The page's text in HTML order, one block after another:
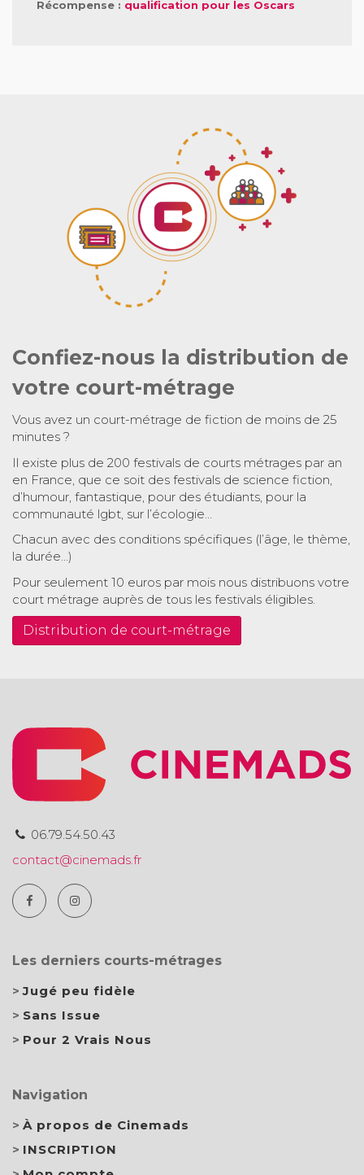
Récompense : qualification pour les Oscars
Confiez-nous la distribution de
votre court-métrage
Vous avez un court-métrage de fiction de moins de 25
minutes ?
Il existe plus de 200 festivals de courts métrages par an
en France, que ce soit des festivals de science fiction,
d’humour, fantastique, pour des étudiants, pour la
communauté lgbt, sur l’écologie…
Chacun avec des conditions spécifiques (l’âge, le thème,
la durée…)
Pour seulement 10 euros par mois nous distribuons votre
court métrage auprès de tous les festivals éligibles.
Distribution de court-métrage
06.79.54.50.43
contact@cinemads.fr
Les derniers courts-métrages
Jugé peu fidèle
Sans Issue
Pour 2 Vrais Nous
Navigation
À propos de Cinemads
INSCRIPTION